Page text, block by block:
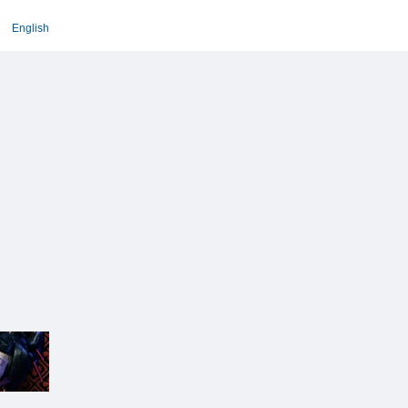
English